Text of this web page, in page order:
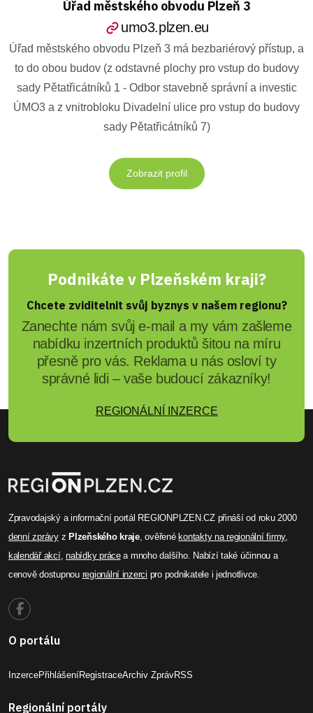
Úřad městského obvodu Plzeň 3
umo3.plzen.eu
Úřad městského obvodu Plzeň 3 má bezbariérový přístup, a
to do obou budov (z odstavné plochy pro vstup do budovy
sady Pětatřicátníků 1 - Odbor stavebně správní a investic
ÚMO3 a z vnitrobloku Divadelní ulice pro vstup do budovy
sady Pětatřicátníků 7)
Zobrazit profil
Podnikáte v Plzeňském kraji?
Chcete zviditelnit svůj byznys v našem regionu?
Zanechte nám svůj e-mail a my vám zašleme
nabídku inzertních produktů šitou na míru
přesně pro vás. Reklama u nás osloví ty
správné lidi – vaše budoucí zákazníky!
REGIONÁLNÍ INZERCE
Zpravodajský a informační portál REGIONPLZEN.CZ přináší od roku 2000
denní zprávyz Plzeňského kraje, ověřené kontakty na regionální firmy,
kalendář akcí,nabídky prácea mnoho dalšího. Nabízí také účinnou a
cenově dostupnou regionální inzerci pro podnikatele i jednotlivce.
O portálu
InzercePřihlášeníRegistraceArchiv ZprávRSS
Regionální portály